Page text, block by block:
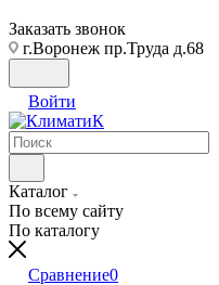
Заказать звонок
г.Воронеж пр.Труда д.68
Войти
Каталог
По всему сайту
По каталогу
Сравнение0